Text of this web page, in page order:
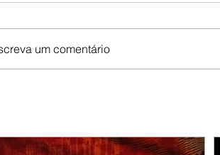
um comentário